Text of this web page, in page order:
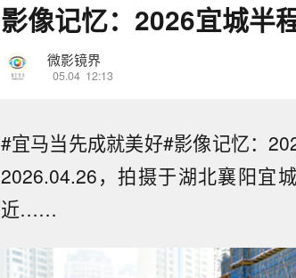
影像记忆：2026宜城半
微影镜界
05.04 12:13
#宜马当先成就美好#影像记忆：
2026.04.26，拍摄于湖北襄阳宜
近……